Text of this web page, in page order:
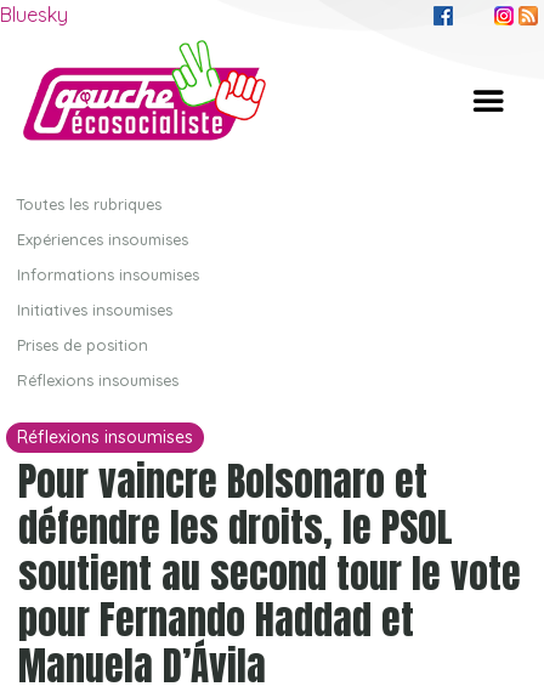
Bluesky
Toutes les rubriques
Expériences insoumises
Informations insoumises
Initiatives insoumises
Prises de position
Réflexions insoumises
Réflexions insoumises
Pour vaincre Bolsonaro et
défendre les droits, le PSOL
soutient au second tour le vote
pour Fernando Haddad et
Manuela D’Ávila